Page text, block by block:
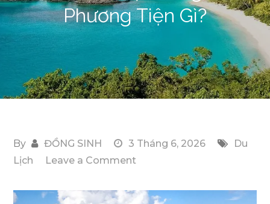
Phương Tiện Gì?
By ĐỒNG SINH 3 Tháng 6, 2026
Du
Lịch
Leave a Comment
Chuyển